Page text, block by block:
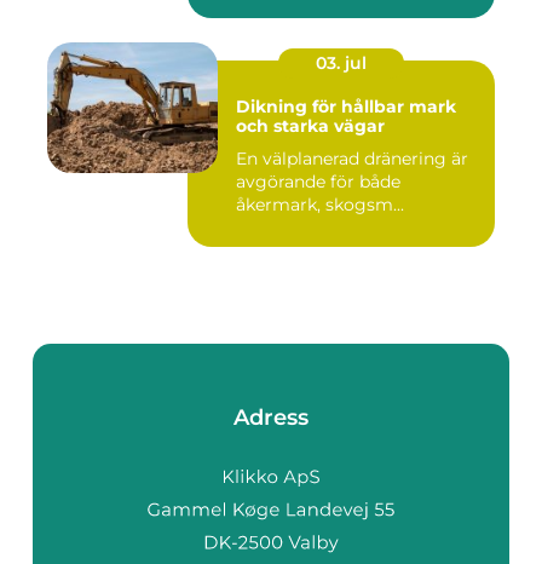
03. jul
Dikning för hållbar mark
och starka vägar
En välplanerad dränering är
avgörande för både
åkermark, skogsm...
Adress